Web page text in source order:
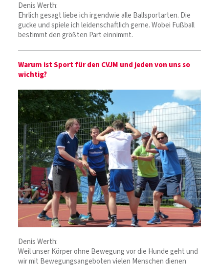
Denis Werth:
Ehrlich gesagt liebe ich irgendwie alle Ballsportarten. Die
gucke und spiele ich leidenschaftlich gerne. Wobei Fußball
bestimmt den größten Part einnimmt.
Warum ist Sport für den CVJM und jeden von uns so
wichtig?
Denis Werth:
Weil unser Körper ohne Bewegung vor die Hunde geht und
wir mit Bewegungsangeboten vielen Menschen dienen